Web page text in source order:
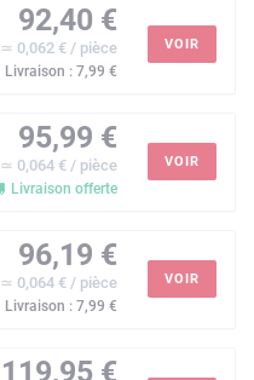
92,40 €
≃ 0,062 € / pièce
Livraison : 7,99 €
VOIR
95,99 €
≃ 0,064 € / pièce
Livraison offerte
VOIR
96,19 €
≃ 0,064 € / pièce
Livraison : 7,99 €
VOIR
119,95 €